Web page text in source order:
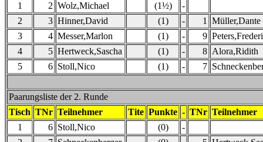
1
2 Wolz,Michael (1½)
-
2
3 Hinner,David (1) - 1
Müller,Dante
3
4 Messer,Marlon (1) - 9
4
5 Hertweck,Sascha (1) - 8 Alora,Ridith
5
6 Stoll,Nico (1) - 7
Paarungsliste der 2. Runde
Tisch TNr Teilnehmer Tite Punkte - TNr Teilnehmer
1
6 Stoll,Nico (0)
-